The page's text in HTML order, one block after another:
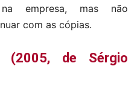
empresa, mas não
com as cópias.
(2005, de Sérgio